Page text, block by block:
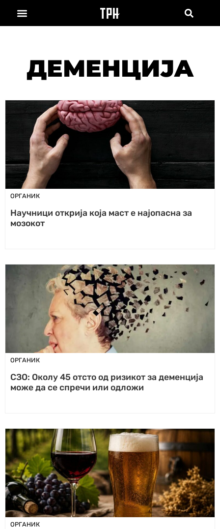
ДЕМЕНЦИЈА
ОРГАНИК
Научници открија која маст е најопасна за
мозокот
ОРГАНИК
СЗО: Околу 45 отсто од ризикот за деменција
може да се спречи или одложи
ОРГАНИК